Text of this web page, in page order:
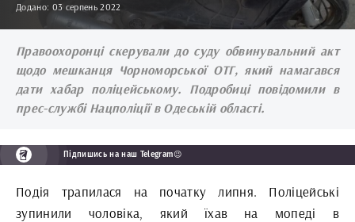
Додано: 03 серпень 2022
Правоохоронці скерували до суду обвинувальний акт
щодо мешканця Чорноморської ОТГ, який намагався
дати хабар поліцейському. Подробиці повідомили в
прес-службі Нацполіції в Одеській області.
Підпишись на наш Telegram😉
Подія трапилася на початку липня. Поліцейські
зупинили чоловіка, який їхав на мопеді в